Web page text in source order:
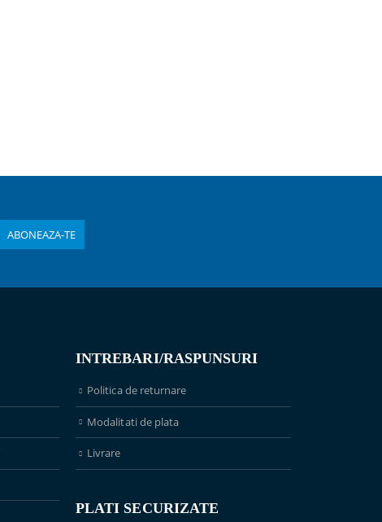
INTREBARI/RASPUNSURI
Politica de returnare
Modalitati de plata
Livrare
PLATI SECURIZATE